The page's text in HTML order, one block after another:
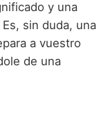
y una
sin duda, una
a vuestro
de una